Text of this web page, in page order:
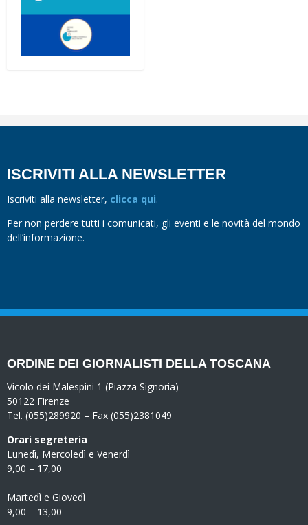
ISCRIVITI ALLA NEWSLETTER
Iscriviti alla newsletter, clicca qui.
Per non perdere tutti i comunicati, gli eventi e le novità del mondo
dell’informazione.
ORDINE DEI GIORNALISTI DELLA TOSCANA
Vicolo dei Malespini 1 (Piazza Signoria)
50122 Firenze
Tel. (055)289920 – Fax (055)2381049
Orari segreteria
Lunedì, Mercoledì e Venerdì
9,00 – 17,00
Martedì e Giovedì
9,00 – 13,00